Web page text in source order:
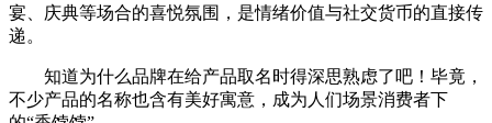
宴、庆典等场合的喜悦氛围，是情绪价值与社交货币的直接传
递。
知道为什么品牌在给产品取名时得深思熟虑了吧！毕竟，
不少产品的名称也含有美好寓意，成为人们场景消费者下